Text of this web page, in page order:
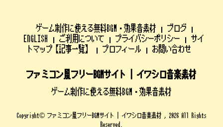
ゲーム制作に使える無料BGM・効果音素材
ブログ
ENGLISH
ご利用について プライバシーポリシー
サイ
トマップ【記事一覧】
プロフィール お問い合わせ
ファミコン風フリーBGMサイト | イワシロ音楽素材
ゲーム制作に使える無料BGM・効果音素材
Copyright© ファミコン風フリーBGMサイト | イワシロ音楽素材 , 2026 All Rights
Reserved.